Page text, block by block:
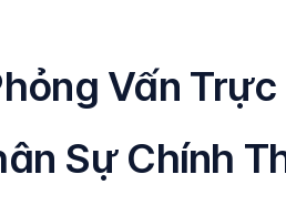
Vấn
Sự Chính